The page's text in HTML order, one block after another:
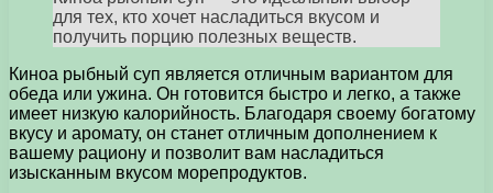
для тех, кто хочет насладиться вкусом и
получить порцию полезных веществ.
Киноа рыбный суп является отличным вариантом для
обеда или ужина. Он готовится быстро и легко, а также
имеет низкую калорийность. Благодаря своему богатому
вкусу и аромату, он станет отличным дополнением к
вашему рациону и позволит вам насладиться
изысканным вкусом морепродуктов.